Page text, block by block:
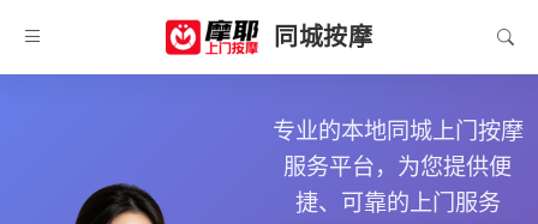
同城按摩
专业的本地同城上门按摩
服务平台，为您提供便
捷、可靠的上门服务